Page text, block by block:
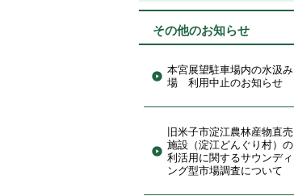
その他のお知らせ
本宮展望駐車場内の水汲み
場 利用中止のお知らせ
旧米子市淀江農林産物直売
施設（淀江どんぐり村）の
利活用に関するサウンディ
ング型市場調査について